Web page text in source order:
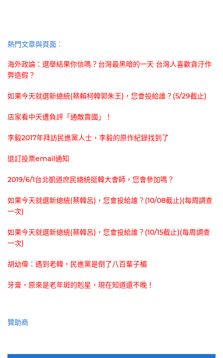
熱門文章與頁面︰
海外政論：選舉結果你信嗎？台灣最黑暗的一天 台灣人喜歡貪汙作
弊造假？
如果今天就選新總統(蔡賴柯韓郭朱王)，您會投給誰？(5/29截止)
店家看中天遭負評「通敵賣國」！
李毅2017年拜訪民進黨人士，李毅的原作紀錄找到了
退訂投票email通知
2019/6/1台北凱道庶民總統挺韓大會師，您會參加嗎？
如果今天就選新總統(蔡韓呂)，您會投給誰？(10/08截止)(每周調查
一次)
如果今天就選新總統(蔡韓呂)，您會投給誰？(10/15截止)(每周調查
一次)
胡幼偉：遇到老韓，民進黨是倒了八百輩子楣
牙膏，原來是老年斑的剋星，現在知道還不晚！
贊助商